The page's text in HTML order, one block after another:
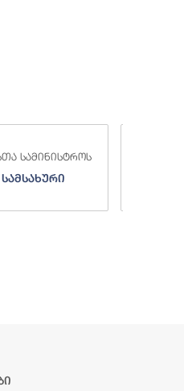
სამინისტროს
ხაზინა